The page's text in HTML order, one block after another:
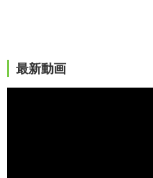
最新動画